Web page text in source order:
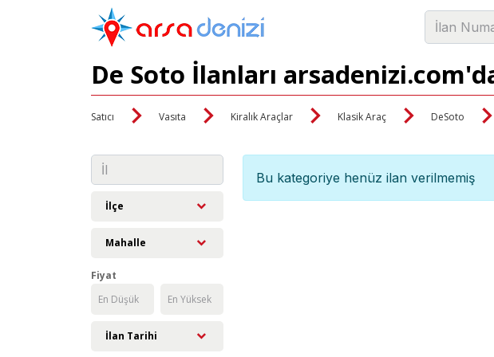
De Soto İlanları
Satıcı Vasıta Kiralık Araçlar Klasik Araç DeSoto
İlçe
Mahalle
Fiyat
İlan Tarihi
Bu kategoriye henüz ilan verilmemiş